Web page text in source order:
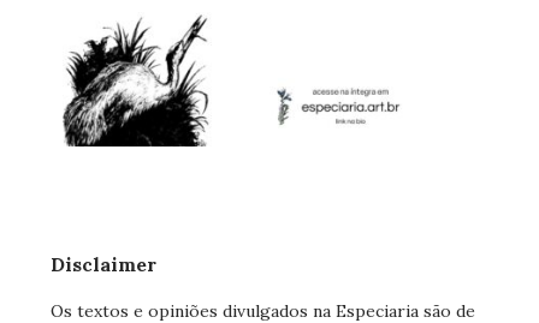
Disclaimer
Os textos e opiniões divulgados na Especiaria são de